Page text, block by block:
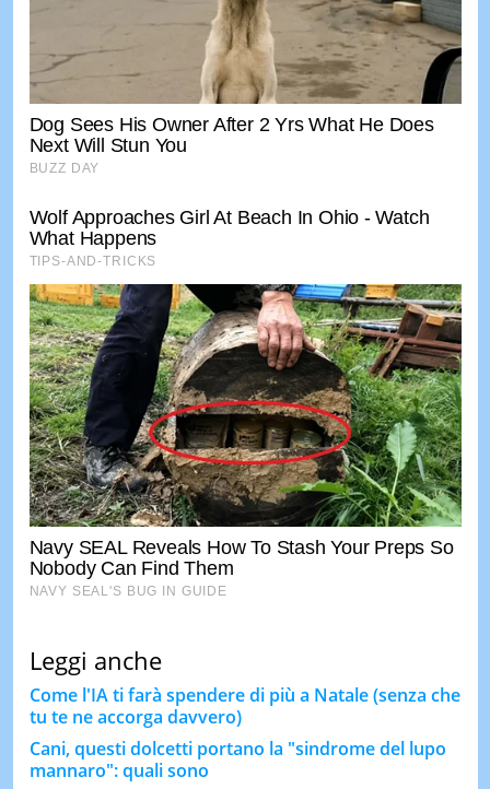
Leggi anche
Come l'IA ti farà spendere di più a Natale (senza che
tu te ne accorga davvero)
Cani, questi dolcetti portano la "sindrome del lupo
mannaro": quali sono